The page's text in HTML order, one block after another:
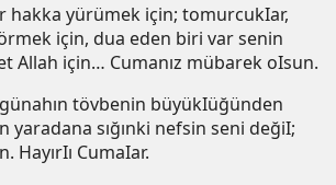
hakka yürümek için; tomurcukIar,
için, dua eden biri var senin
Allah için… Cumanız mübarek oIsun.
tövbenin büyükIüğünden
yaradana sığınki nefsin seni değiI;
HayırIı CumaIar.